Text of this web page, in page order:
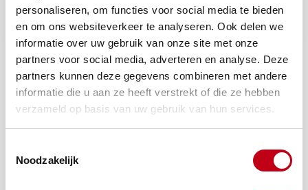
personaliseren, om functies voor social media te bieden
en om ons websiteverkeer te analyseren. Ook delen we
informatie over uw gebruik van onze site met onze
partners voor social media, adverteren en analyse. Deze
partners kunnen deze gegevens combineren met andere
informatie die u aan ze heeft verstrekt of die ze hebben
verzameld op basis van uw gebruik van hun services.
Noodzakelijk
Offerte aanvragen